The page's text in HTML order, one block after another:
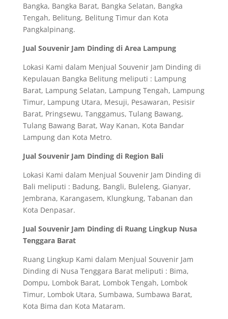
Bangka, Bangka Barat, Bangka Selatan, Bangka
Tengah, Belitung, Belitung Timur dan Kota
Pangkalpinang.
Jual Souvenir Jam Dinding di Area Lampung
Lokasi Kami dalam Menjual Souvenir Jam Dinding di
Kepulauan Bangka Belitung meliputi : Lampung
Barat, Lampung Selatan, Lampung Tengah, Lampung
Timur, Lampung Utara, Mesuji, Pesawaran, Pesisir
Barat, Pringsewu, Tanggamus, Tulang Bawang,
Tulang Bawang Barat, Way Kanan, Kota Bandar
Lampung dan Kota Metro.
Jual Souvenir Jam Dinding di Region Bali
Lokasi Kami dalam Menjual Souvenir Jam Dinding di
Bali meliputi : Badung, Bangli, Buleleng, Gianyar,
Jembrana, Karangasem, Klungkung, Tabanan dan
Kota Denpasar.
Jual Souvenir Jam Dinding di Ruang Lingkup Nusa
Tenggara Barat
Ruang Lingkup Kami dalam Menjual Souvenir Jam
Dinding di Nusa Tenggara Barat meliputi : Bima,
Dompu, Lombok Barat, Lombok Tengah, Lombok
Timur, Lombok Utara, Sumbawa, Sumbawa Barat,
Kota Bima dan Kota Mataram.